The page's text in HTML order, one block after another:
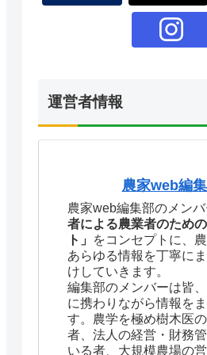
運営者情報
農家web編
農家web編集部のメン
者による農業者のため
ト」
をコンセプトに、
あらゆる情報を丁寧に
けしていきます。
編集部のメンバーは皆
に携わりながら情報を
す。農学を極め樹木医
者、法人の経営・財務
いる者、大規模農場の